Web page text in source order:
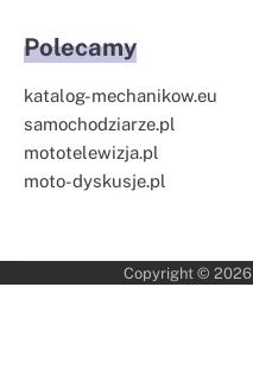
Polecamy
katalog-mechanikow.eu
samochodziarze.pl
mototelewizja.pl
moto-dyskusje.pl
Copyright © 2026